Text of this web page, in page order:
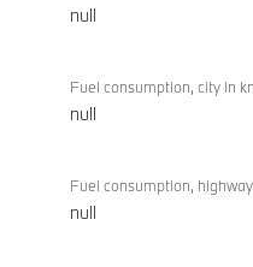
null
Fuel consumption, city in
null
Fuel consumption,
null